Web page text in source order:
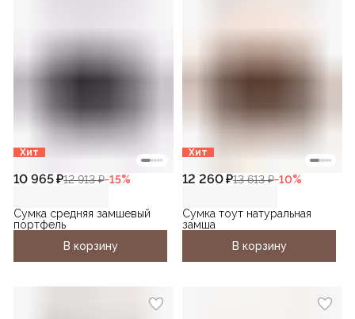
Хит
10 965 ₽12 913 ₽−15%
Сумка средняя замшевый
портфель
В корзину
Хит
12 260 ₽13 613 ₽−10%
Сумка тоут натуральная
замша
В корзину